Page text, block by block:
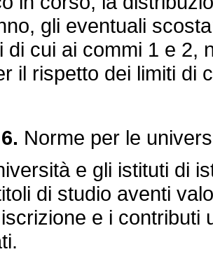
gli eventuali
di cui ai commi 1 e 2,
il rispetto dei limiti di
Norme per le
e gli istituti di
di studio aventi
e i contributi